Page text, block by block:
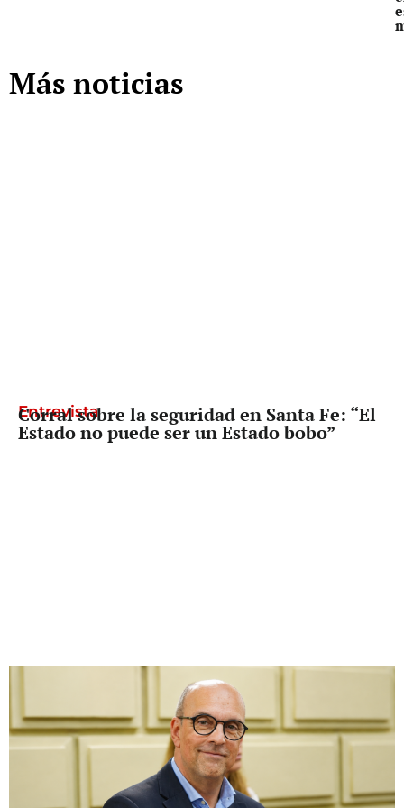
Más noticias
Entrevista
Corral sobre la seguridad en Santa Fe: “El
Estado no puede ser un Estado bobo”
Diputado Provincial
Palo Oliver busca que reclamarle los
fondos a Nación deje de depender del
gobernador de turno